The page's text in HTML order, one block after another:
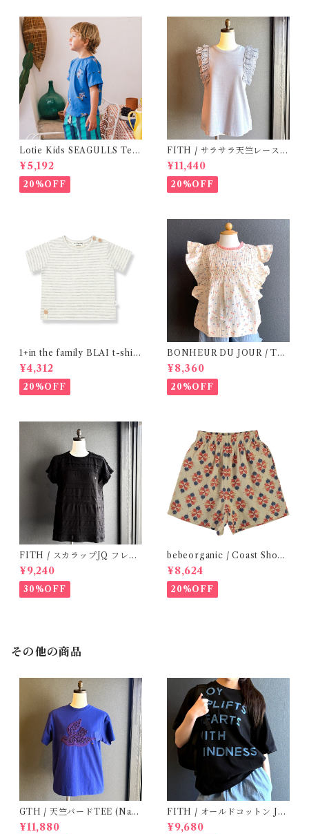
Lotie Kids SEAGULLS Tee
(12m- 8Y)
¥5,192
20%OFF
FITH / サラサラ天竺レースT
シャツ (BL) / 145・155
¥11,440
20%OFF
1+in the family BLAI t-shirt
(Grey)
¥4,312
20%OFF
BONHEUR DU JOUR / TO
SCANE BlOUSE (Rose 2~6
Y)
¥8,360
20%OFF
FITH / スカラップJQ フレン
チスリーブTシャツ (Black) /
Size 1・2
¥9,240
30%OFF
bebeorganic / Coast Short
s Under The Sea ( 3・５Y)
¥8,624
20%OFF
その他の商品
GTH / 天竺バードTEE (Navy
BL) / Size２
¥11,880
FITH / オールドコットン JO
Y Tシャツ(Black) / Size 1・2
¥9,680